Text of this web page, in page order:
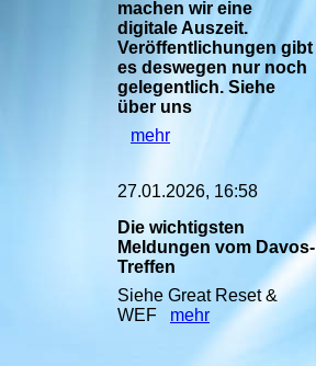
machen wir eine
digitale Auszeit.
Veröffentlichungen gibt
es deswegen nur noch
gelegentlich. Siehe
über uns
mehr
27.01.2026, 16:58
Die wichtigsten
Meldungen vom Davos-
Treffen
Siehe Great Reset &
WEF mehr